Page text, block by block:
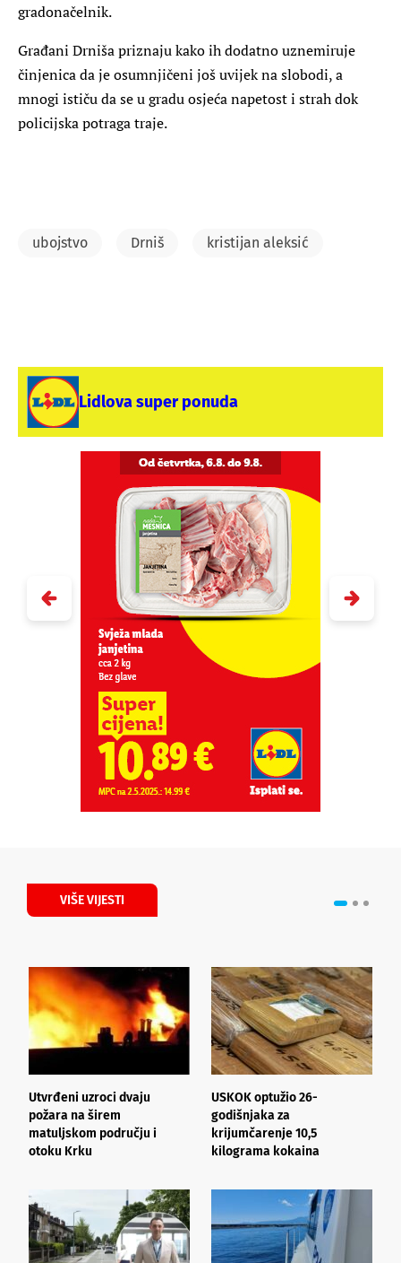
gradonačelnik.
Građani Drniša priznaju kako ih dodatno uznemiruje
činjenica da je osumnjičeni još uvijek na slobodi, a
mnogi ističu da se u gradu osjeća napetost i strah dok
policijska potraga traje.
ubojstvo Drniš kristijan aleksić
Lidlova super ponuda
VIŠE VIJESTI
Utvrđeni uzroci dvaju
požara na širem
matuljskom području i
otoku Krku
USKOK optužio 26-
godišnjaka za
krijumčarenje 10,5
kilograma kokaina